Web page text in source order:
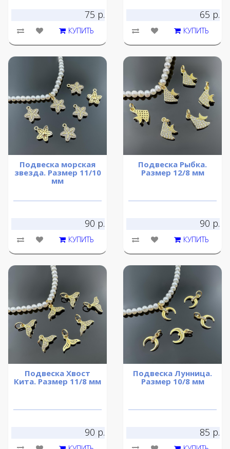
75 р.
КУПИТЬ
65 р.
КУПИТЬ
Подвеска морская
звезда. Размер 11/10
мм
90 р.
КУПИТЬ
Подвеска Рыбка.
Размер 12/8 мм
90 р.
КУПИТЬ
Подвеска Хвост
Кита. Размер 11/8 мм
90 р.
Подвеска Лунница.
Размер 10/8 мм
85 р.